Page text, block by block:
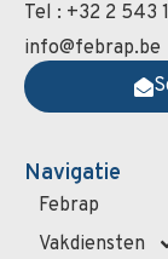
Navigatie
Febrap
Vakdiensten
Tel : +32 2 543
info@febrap.be